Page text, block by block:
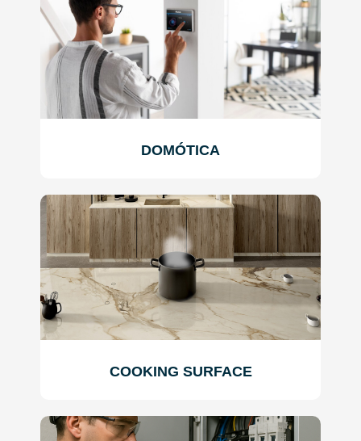
DOMÓTICA
COOKING SURFACE